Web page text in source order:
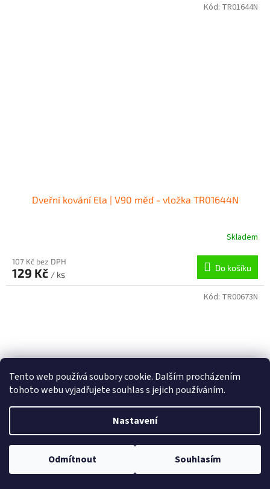
Tento web používá soubory cookie. Dalším procházením
tohoto webu vyjadřujete souhlas s jejich používáním.
Nastavení
Odmítnout Souhlasím
Dveřní kování Ela | V90 měď - vložka TR01644N
Skladem
107 Kč bez DPH
129 Kč / ks
Do košíku
Kód: TR01644N
Kód: TR00673N